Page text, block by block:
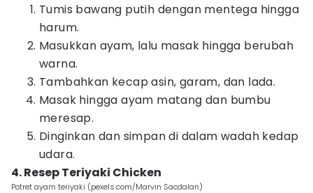
Tumis bawang putih dengan mentega hingga
harum.
Masukkan ayam, lalu masak hingga berubah
warna.
Tambahkan kecap asin, garam, dan lada.
Masak hingga ayam matang dan bumbu
meresap.
Dinginkan dan simpan di dalam wadah kedap
udara.
4. Resep Teriyaki Chicken
Potret ayam teriyaki (pexels.com/Marvin Sacdalan)